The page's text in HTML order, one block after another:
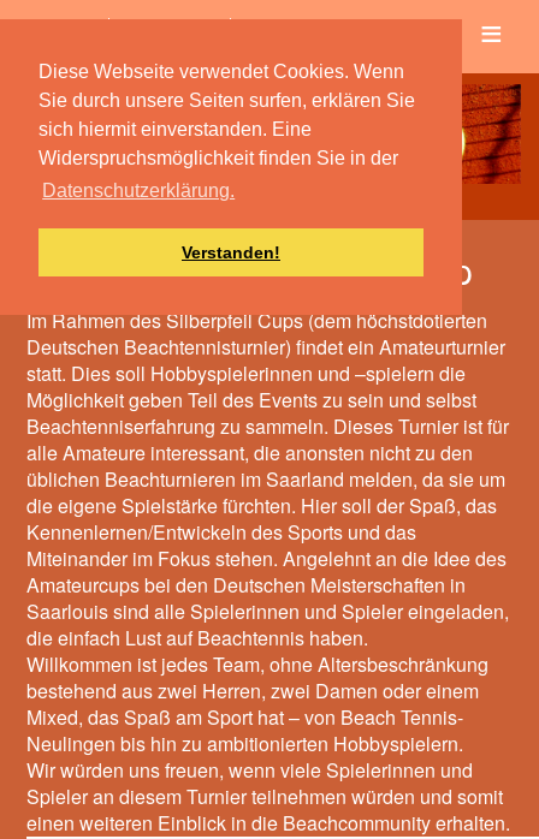
Diese Webseite verwendet Cookies. Wenn
Sie durch unsere Seiten surfen, erklären Sie
sich hiermit einverstanden. Eine
Widerspruchsmöglichkeit finden Sie in der
Datenschutzerklärung.
Verstanden!
≡
1. Amateur Beachtenniscup
Im Rahmen des Silberpfeil Cups (dem höchstdotierten
Deutschen Beachtennisturnier) findet ein Amateurturnier
statt. Dies soll Hobbyspielerinnen und –spielern die
Möglichkeit geben Teil des Events zu sein und selbst
Beachtenniserfahrung zu sammeln. Dieses Turnier ist für
alle Amateure interessant, die anonsten nicht zu den
üblichen Beachturnieren im Saarland melden, da sie um
die eigene Spielstärke fürchten. Hier soll der Spaß, das
Kennenlernen/Entwickeln des Sports und das
Miteinander im Fokus stehen. Angelehnt an die Idee des
Amateurcups bei den Deutschen Meisterschaften in
Saarlouis sind alle Spielerinnen und Spieler eingeladen,
die einfach Lust auf Beachtennis haben.
Willkommen ist jedes Team, ohne Altersbeschränkung
bestehend aus zwei Herren, zwei Damen oder einem
Mixed, das Spaß am Sport hat – von Beach Tennis-
Neulingen bis hin zu ambitionierten Hobbyspielern.
Wir würden uns freuen, wenn viele Spielerinnen und
Spieler an diesem Turnier teilnehmen würden und somit
einen weiteren Einblick in die Beachcommunity erhalten.